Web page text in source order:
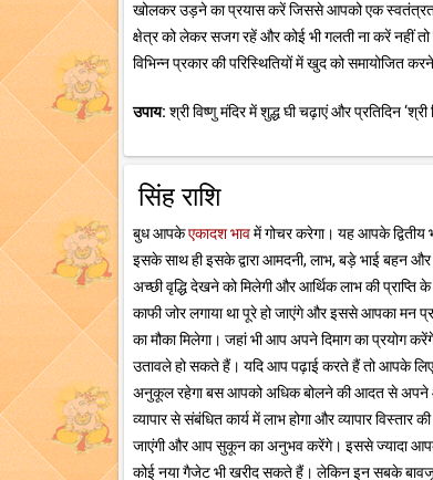
खोलकर उड़ने का प्रयास करें जिससे आपको एक
क्षेत्र को लेकर सजग रहें और कोई भी गलती ना करें नहीं
विभिन्न प्रकार की परिस्थितियों में खुद को
उपाय: श्री विष्णु मंदिर में शुद्ध घी चढ़ाएं और प्रतिदिन
सिंह राशि
बुध आपकेएकादश भावमें गोचर करेगा। यह आपके द्वितीय
इसके साथ ही इसके द्वारा आमदनी, लाभ, बड़े भाई बहन
अच्छी वृद्धि देखने को मिलेगी और आर्थिक लाभ की
काफी जोर लगाया था पूरे हो जाएंगे और इससे आपका मन
का मौका मिलेगा। जहां भी आप अपने दिमाग का प्रयोग
उतावले हो सकते हैं। यदि आप पढ़ाई करते हैं तो आपके लिए
अनुकूल रहेगा बस आपको अधिक बोलने की आदत से अपने
व्यापार से संबंधित कार्य में लाभ होगा और व्यापार
जाएंगी और आप सुकून का अनुभव करेंगे। इससे ज्यादा आपको
कोई नया गैजेट भी खरीद सकते हैं। लेकिन इन सबके बावजूद